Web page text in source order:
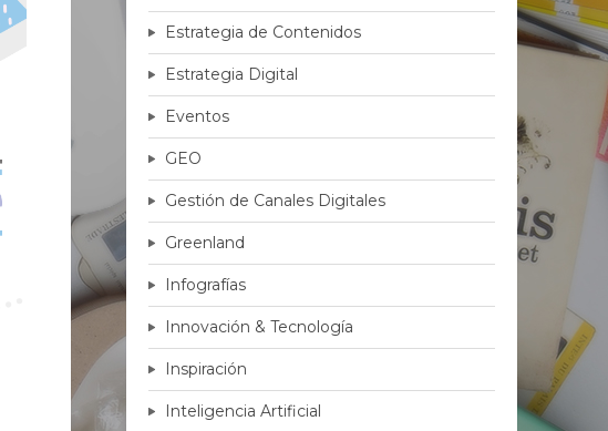
Estrategia de Contenidos
Estrategia Digital
Eventos
GEO
Gestión de Canales Digitales
Greenland
Infografías
Innovación & Tecnología
Inspiración
Inteligencia Artificial